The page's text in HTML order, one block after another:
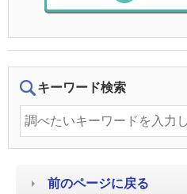
キーワード検索
前のページに戻る